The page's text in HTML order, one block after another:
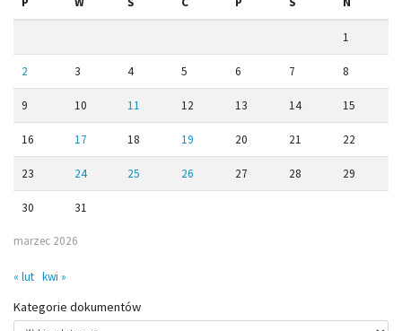
marzec 2026
1
2 3 4 5 6 7 8
9 10 11 12 13 14 15
16 17 18 19 20 21 22
23 24 25 26 27 28 29
30 31
« lut kwi »
Kategorie dokumentów